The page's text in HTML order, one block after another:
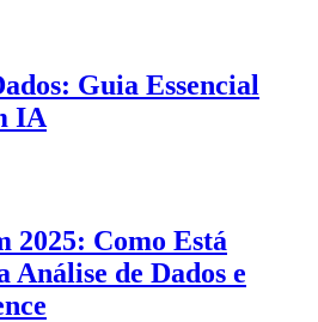
Guia Essencial
IA
2025: Como Está
Análise de Dados e